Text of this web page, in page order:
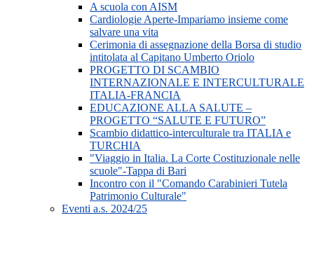
A scuola con AISM
Cardiologie Aperte-Impariamo insieme come
salvare una vita
Cerimonia di assegnazione della Borsa di studio
intitolata al Capitano Umberto Oriolo
PROGETTO DI SCAMBIO
INTERNAZIONALE E INTERCULTURALE
ITALIA-FRANCIA
EDUCAZIONE ALLA SALUTE –
PROGETTO “SALUTE E FUTURO”
Scambio didattico-interculturale tra ITALIA e
TURCHIA
"Viaggio in Italia. La Corte Costituzionale nelle
scuole"-Tappa di Bari
Incontro con il "Comando Carabinieri Tutela
Patrimonio Culturale"
Eventi a.s. 2024/25